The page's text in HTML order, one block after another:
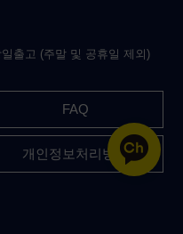
출고 (주말 및 공휴일 제외)
FAQ
개인정보처리방침